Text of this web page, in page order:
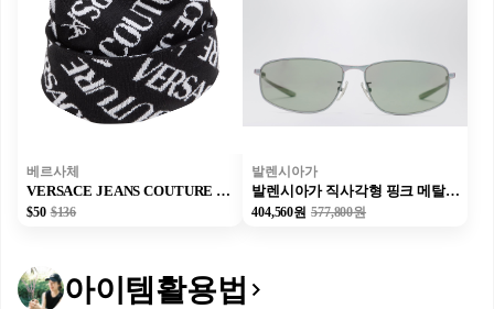
베르사체
VERSACE JEANS COUTURE 모자
$50 $136
발렌시아가
발렌시아가 직사각형 핑크 메탈릭 선글라스
404,560원 577,800원
아이템활용법